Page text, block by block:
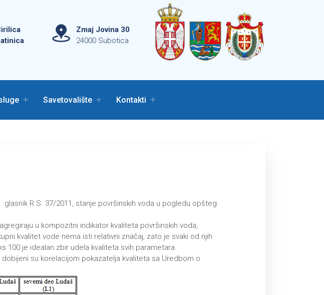
Zmaj Jovina 30
24000 Subotica
Savetovalište Kontakti
R.S. 37/2011, stanje površinskih voda u pogledu opšteg
u kompozitni indikator kvaliteta površinskih voda,
kvalitet vode nema isti relativni značaj, zato je svaki od njih
100 je idealan zbir udela kvaliteta svih parametara.
su korelacijom pokazatelja kvaliteta sa Uredbom o